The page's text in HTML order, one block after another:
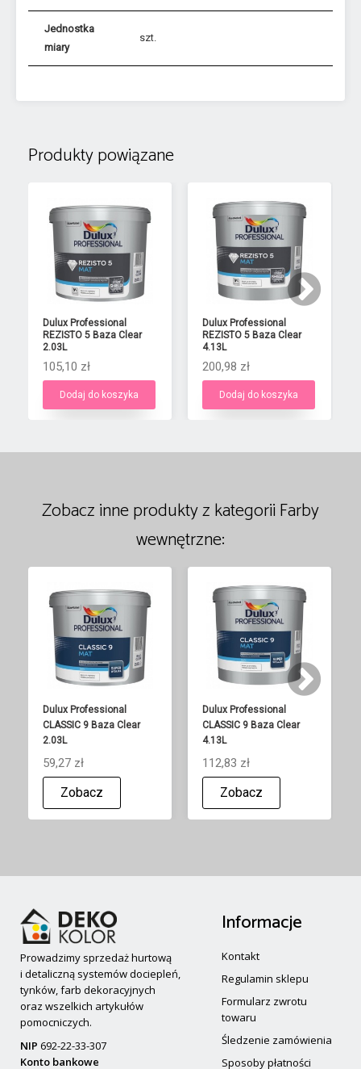
Jednostka
miary
szt.
Produkty powiązane
Dulux Professional
REZISTO 5 Baza Clear
2.03L
105,10 zł
Dodaj do koszyka
Dulux Professional
REZISTO 5 Baza Clear
4.13L
200,98 zł
Dodaj do koszyka
Zobacz inne produkty z kategorii Farby
wewnętrzne:
Dulux Professional
CLASSIC 9 Baza Clear
2.03L
59,27 zł
Zobacz
Dulux Professional
CLASSIC 9 Baza Clear
4.13L
112,83 zł
Zobacz
Prowadzimy sprzedaż hurtową
i detaliczną systemów dociepleń,
tynków, farb dekoracyjnych
oraz wszelkich artykułów
pomocniczych.
NIP 692-22-33-307
Konto bankowe
Informacje
Kontakt
Regulamin sklepu
Formularz zwrotu
towaru
Śledzenie zamówienia
Sposoby płatności